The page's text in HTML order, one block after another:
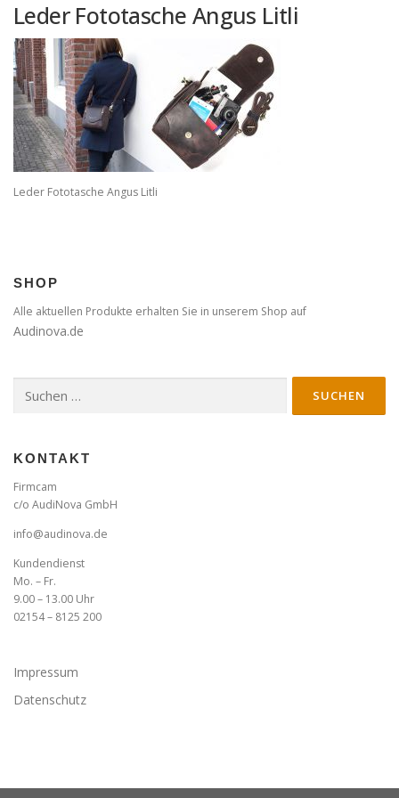
Leder Fototasche Angus Litli
Leder Fototasche Angus Litli
SHOP
Alle aktuellen Produkte erhalten Sie in unserem Shop auf
Audinova.de
nach:
KONTAKT
Firmcam
c/o AudiNova GmbH
info@audinova.de
Kundendienst
Mo. – Fr.
9.00 – 13.00 Uhr
02154 – 8125 200
Impressum
Datenschutz